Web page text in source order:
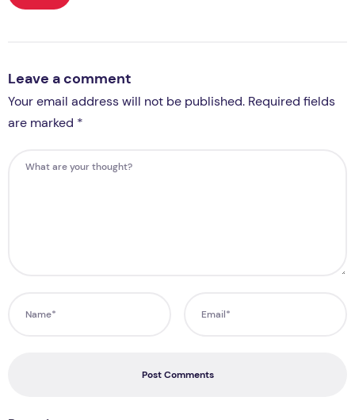
Leave a comment
Your email address will not be published. Required fields
are marked *
Post Comments